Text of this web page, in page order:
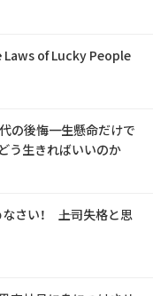
Laws of Lucky People
後悔――一生懸命だけで
う生きればいいのか
さい！ ――上司失格と思